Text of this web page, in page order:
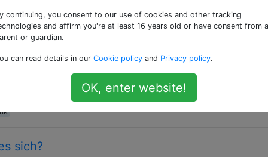
oder <h1> innerhalb von Anchor-Tag:
in meinem Blog für den Post-Titel zu verwenden, und bin
Fall 1: &lt;h1&gt; &lt;a href=""&gt; xyz &lt;/a&gt; &lt;/
h1&gt; &lt;/a&gt; Welches ist in Bezug auf SEO besser?
sich?
continuing, you consent to our use of cookies and other tracking
and affirm you're at least 16 years old or have consent from a
or guardian.
can read details in our Cookie policy and Privacy policy.
OK, enter website!